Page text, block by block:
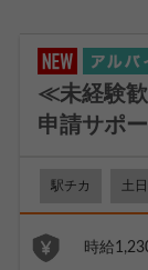
≪未経験
申請サポ
駅チカ 土
時給